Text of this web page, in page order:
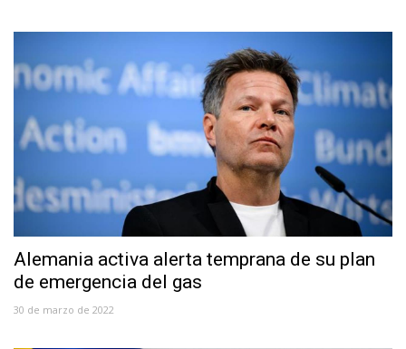
Alemania activa alerta temprana de su plan
de emergencia del gas
30 de marzo de 2022